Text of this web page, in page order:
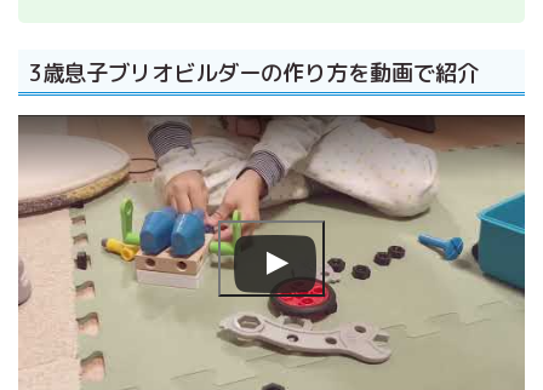
3歳息子ブリオビルダーの作り方を動画で紹介